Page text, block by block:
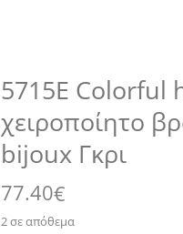
5715E Colorful
χειροποίητο
bijoux Γκρι
77.40€
2 σε απόθεμα